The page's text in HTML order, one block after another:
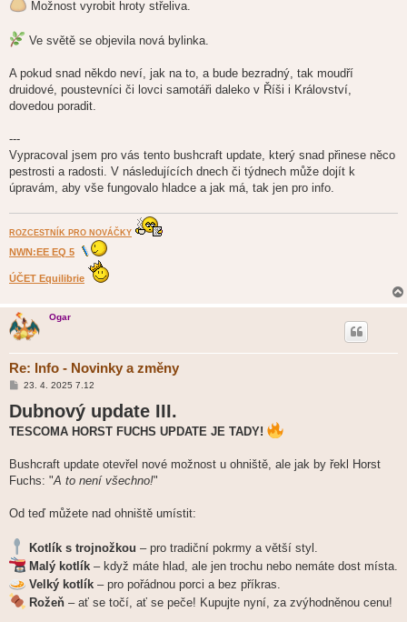
Možnost vyrobit hroty střeliva.
Ve světě se objevila nová bylinka.
A pokud snad někdo neví, jak na to, a bude bezradný, tak moudří
druidové, poustevníci či lovci samotáři daleko v Říši i Království,
dovedou poradit.
---
Vypracoval jsem pro vás tento bushcraft update, který snad přinese něco
pestrosti a radosti. V následujících dnech či týdnech může dojít k
úpravám, aby vše fungovalo hladce a jak má, tak jen pro info.
ROZCESTNÍK PRO NOVÁČKY
NWN:EE EQ 5
ÚČET Equilibrie
Ogar
Re: Info - Novinky a změny
P
í
s
p
e
23. 4. 2025 7.12
Dubnový update III.
TESCOMA HORST FUCHS UPDATE JE TADY!
Bushcraft update otevřel nové možnost u ohniště, ale jak by řekl Horst
Fuchs: "A to není všechno!"
Od teď můžete nad ohniště umístit:
Kotlík s trojnožkou – pro tradiční pokrmy a větší styl.
Malý kotlík – když máte hlad, ale jen trochu nebo nemáte dost místa.
Velký kotlík – pro pořádnou porci a bez příkras.
Rožeň – ať se točí, ať se peče! Kupujte nyní, za zvýhodněnou cenu!